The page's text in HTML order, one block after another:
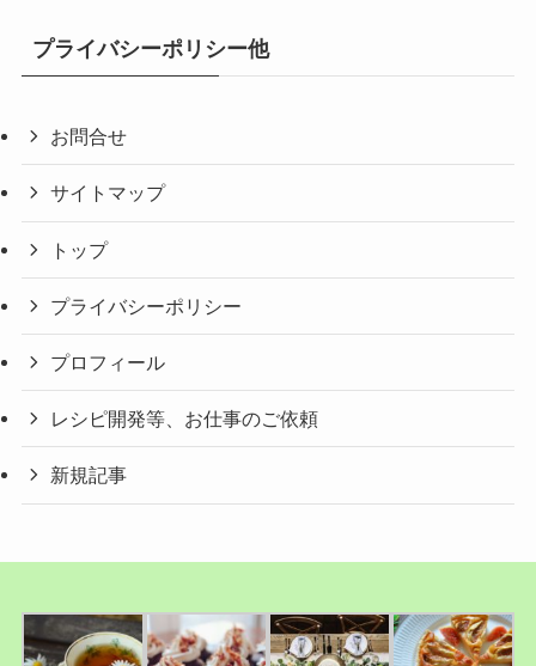
プライバシーポリシー他
お問合せ
サイトマップ
トップ
プライバシーポリシー
プロフィール
レシピ開発等、お仕事のご依頼
新規記事